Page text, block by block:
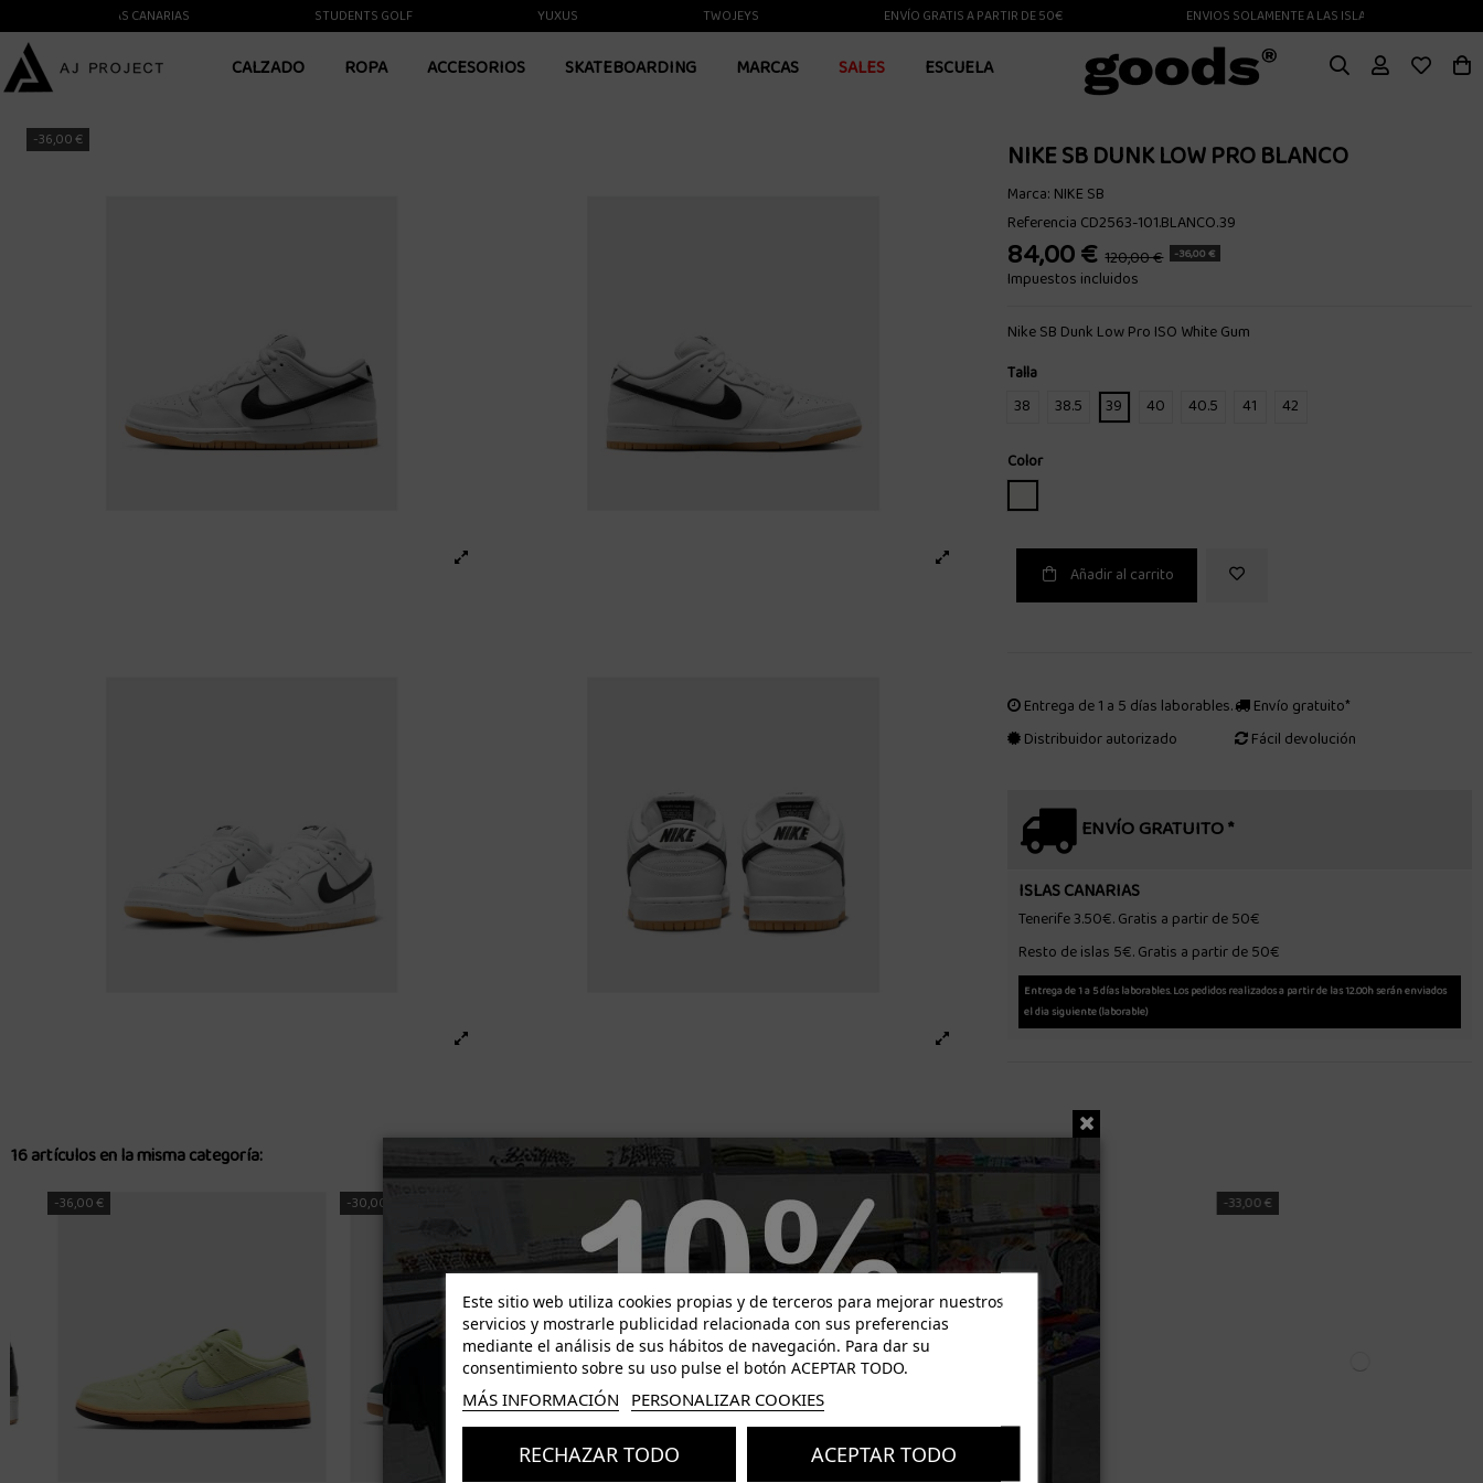
A LAS ISLAS CANARIAS STUDENTS GOLF YUXUS TWOJEYS ENVÍO GRATIS A PARTIR DE 50€ ENVIOS SOLAMENTE A LAS ISLAS CANARIAS
CALZADO ROPA ACCESORIOS SKATEBOARDING MARCAS SALES ESCUELA
-36,00 € NIKE SB DUNK LOW PRO BLANCO
Marca: NIKE SB
Referencia CD2563-101.BLANCO.39
84,00 € 120,00 € -36,00 €
Impuestos incluidos
Nike SB Dunk Low Pro ISO White Gum
Talla
38
38.5 39 40 40.5 41
42
Color
Añadir al carrito
Entrega de 1 a 5 días laborables.
Distribuidor autorizado
Envío gratuito*
Fácil devolución
ENVÍO GRATUITO *
ISLAS CANARIAS
Tenerife 3.50€. Gratis a partir de 50€
Resto de islas 5€. Gratis a partir de 50€
Entrega de 1 a 5 días laborables. Los pedidos realizados a partir de las 12.00h serán enviados
el dia siguiente (laborable)
16 artículos en la misma categoría:
-33,00 € -27,00 € -33,00 € -23,97 € -28,47 €
Este sitio web utiliza cookies propias y de terceros para mejorar nuestros
servicios y mostrarle publicidad relacionada con sus preferencias
mediante el análisis de sus hábitos de navegación. Para dar su
consentimiento sobre su uso pulse el botón ACEPTAR TODO.
MÁS INFORMACIÓN PERSONALIZAR COOKIES
RECHAZAR TODO ACEPTAR TODO